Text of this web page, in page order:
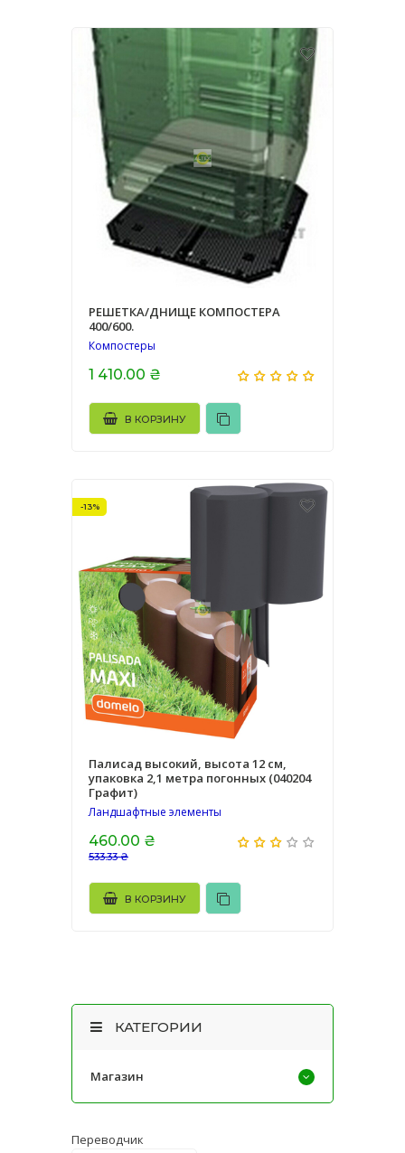
РЕШЕТКА/ДНИЩЕ КОМПОСТЕРА
400/600.
Компостеры
1 410.00 ₴
В КОРЗИНУ
-13%
Палисад высокий, высота 12 см,
упаковка 2,1 метра погонных (040204
Графит)
Ландшафтные элементы
460.00 ₴
533.33 ₴
В КОРЗИНУ
КАТЕГОРИИ
Магазин
Переводчик